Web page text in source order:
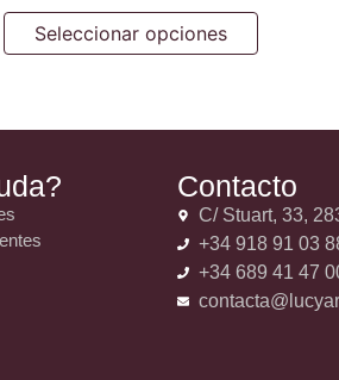
Seleccionar opciones
Contacto
C/ Stuart, 33,
+34 918 91 03
+34 689 41 47